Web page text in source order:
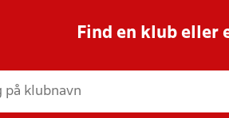
Find en klub eller